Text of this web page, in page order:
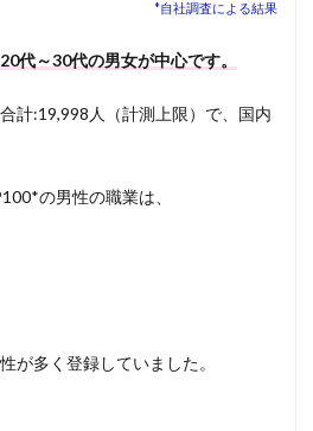
*自社調査による結果
20代～30代の男女が中心です。
計:19,998人（計測上限）で、国内
の男性の職業は、
が多く登録していました。